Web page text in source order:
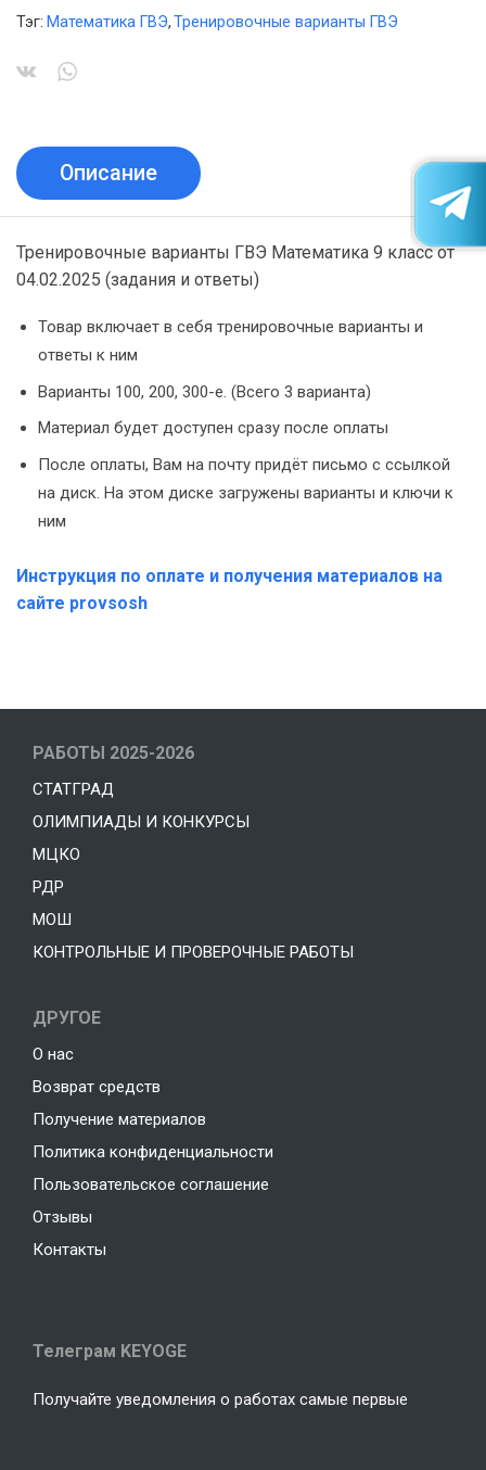
Тэг: Математика ГВЭ,Тренировочные варианты ГВЭ
Описание
Тренировочные варианты ГВЭ Математика 9 класс от
04.02.2025 (задания и ответы)
Товар включает в себя тренировочные варианты и
ответы к ним
Варианты 100, 200, 300-е. (Всего 3 варианта)
Материал будет доступен сразу после оплаты
После оплаты, Вам на почту придёт письмо с ссылкой
на диск. На этом диске загружены варианты и ключи к
ним
Инструкция по оплате и получения материалов на
сайте provsosh
РАБОТЫ 2025-2026
СТАТГРАД
ОЛИМПИАДЫ И КОНКУРСЫ
МЦКО
РДР
МОШ
КОНТРОЛЬНЫЕ И ПРОВЕРОЧНЫЕ РАБОТЫ
ДРУГОЕ
О нас
Возврат средств
Получение материалов
Политика конфиденциальности
Пользовательское соглашение
Отзывы
Контакты
Телеграм KEYOGE
Получайте уведомления о работах самые первые